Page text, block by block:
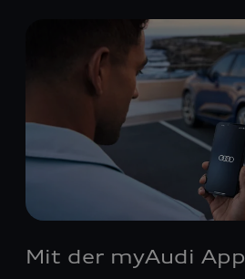
Mit der myAudi App